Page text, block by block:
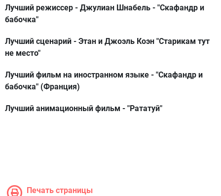
Лучший режиссер - Джулиан Шнабель - "Скафандр и
бабочка"
Лучший сценарий - Этан и Джоэль Коэн "Старикам тут
не место"
Лучший фильм на иностранном языке - "Скафандр и
бабочка" (Франция)
Лучший анимационный фильм - "Рататуй"
Печать страницы